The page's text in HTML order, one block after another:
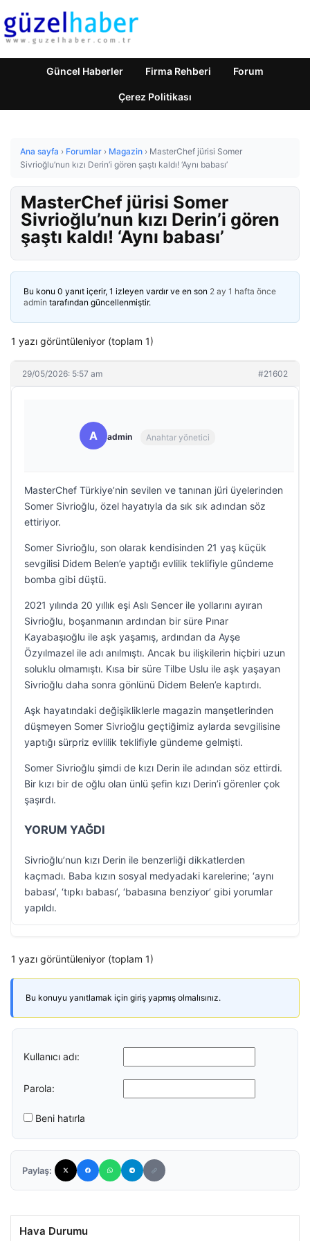
Güncel Haberler Firma Rehberi Forum
Çerez Politikası
Ana sayfa › Forumlar › Magazin › MasterChef jürisi Somer
Sivrioğlu’nun kızı Derin’i gören şaştı kaldı! ‘Aynı babası’
MasterChef jürisi Somer
Sivrioğlu’nun kızı Derin’i gören
şaştı kaldı! ‘Aynı babası’
Bu konu 0 yanıt içerir, 1 izleyen vardır ve en son 2 ay 1 hafta önce
admin tarafından güncellenmiştir.
1 yazı görüntüleniyor (toplam 1)
29/05/2026: 5:57 am #21602
A admin Anahtar yönetici
MasterChef Türkiye’nin sevilen ve tanınan jüri üyelerinden
Somer Sivrioğlu, özel hayatıyla da sık sık adından söz
ettiriyor.
Somer Sivrioğlu, son olarak kendisinden 21 yaş küçük
sevgilisi Didem Belen’e yaptığı evlilik teklifiyle gündeme
bomba gibi düştü.
2021 yılında 20 yıllık eşi Aslı Sencer ile yollarını ayıran
Sivrioğlu, boşanmanın ardından bir süre Pınar
Kayabaşıoğlu ile aşk yaşamış, ardından da Ayşe
Özyılmazel ile adı anılmıştı. Ancak bu ilişkilerin hiçbiri uzun
soluklu olmamıştı. Kısa bir süre Tilbe Uslu ile aşk yaşayan
Sivrioğlu daha sonra gönlünü Didem Belen’e kaptırdı.
Aşk hayatındaki değişikliklerle magazin manşetlerinden
düşmeyen Somer Sivrioğlu geçtiğimiz aylarda sevgilisine
yaptığı sürpriz evlilik teklifiyle gündeme gelmişti.
Somer Sivrioğlu şimdi de kızı Derin ile adından söz ettirdi.
Bir kızı bir de oğlu olan ünlü şefin kızı Derin’i görenler çok
şaşırdı.
YORUM YAĞDI
Sivrioğlu’nun kızı Derin ile benzerliği dikkatlerden
kaçmadı. Baba kızın sosyal medyadaki karelerine; ‘aynı
babası’, ‘tıpkı babası’, ‘babasına benziyor’ gibi yorumlar
yapıldı.
1 yazı görüntüleniyor (toplam 1)
Bu konuyu yanıtlamak için giriş yapmış olmalısınız.
Kullanıcı adı:
Parola:
Beni hatırla
Paylaş:
Hava Durumu